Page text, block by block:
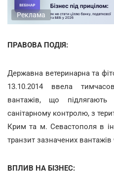
Реклама
ПРАВОВА ПОДІЯ:
Державна ветеринарна та
13.10.2014 ввела
вантажів, що підлягають
санітарному контролю, з
Крим та м. Севастополя в
транзит зазначених вантажів
ВПЛИВ НА БІЗНЕС: